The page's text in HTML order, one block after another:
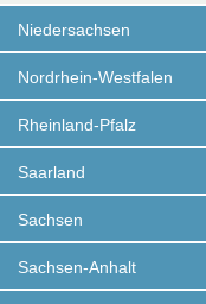
Niedersachsen
Nordrhein-Westfalen
Rheinland-Pfalz
Saarland
Sachsen
Sachsen-Anhalt